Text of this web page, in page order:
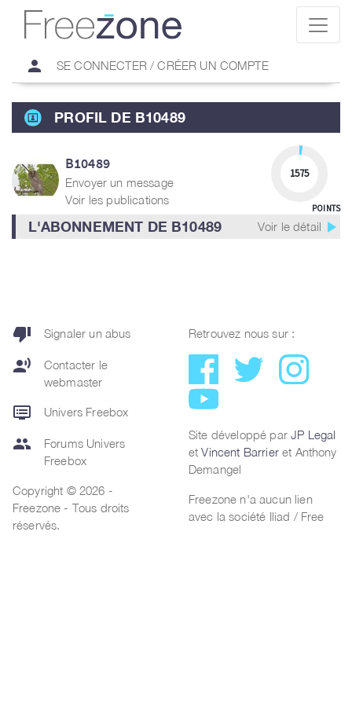
person SE CONNECTER / CRÉER UN COMPTE
PROFIL DE B10489
B10489
Envoyer un message
Voir les publications
1575
POINTS
L'ABONNEMENT DE B10489 Voir le détail play_arrow
thumb_down Signaler un abus
record_voice_over
Contacter le
webmaster
dvr Univers Freebox
group
Forums Univers
Freebox
Copyright © 2026 -
Freezone - Tous droits
réservés.
Retrouvez nous sur :
Site développé parJP Legal
etVincent Barrieret Anthony
Demangel
Freezone n'a aucun lien
avec la société Iliad / Free